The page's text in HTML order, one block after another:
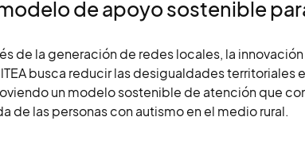
de apoyo sostenible
de la generación de redes locales, la
busca reducir las desigualdades territoriales
un modelo sostenible de atención que
de las personas con autismo en el medio rural.